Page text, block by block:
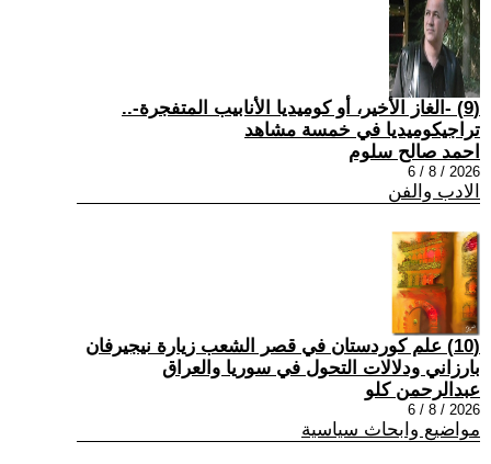
(9) -الغاز الأخير، أو كوميديا الأنابيب المتفجرة-..
تراجيكوميديا في خمسة مشاهد
احمد صالح سلوم
2026 / 8 / 6
الادب والفن
(10) علم كوردستان في قصر الشعب زيارة نيجيرفان
بارزاني ودلالات التحول في سوريا والعراق
عبدالرحمن كلو
2026 / 8 / 6
مواضيع وابحاث سياسية